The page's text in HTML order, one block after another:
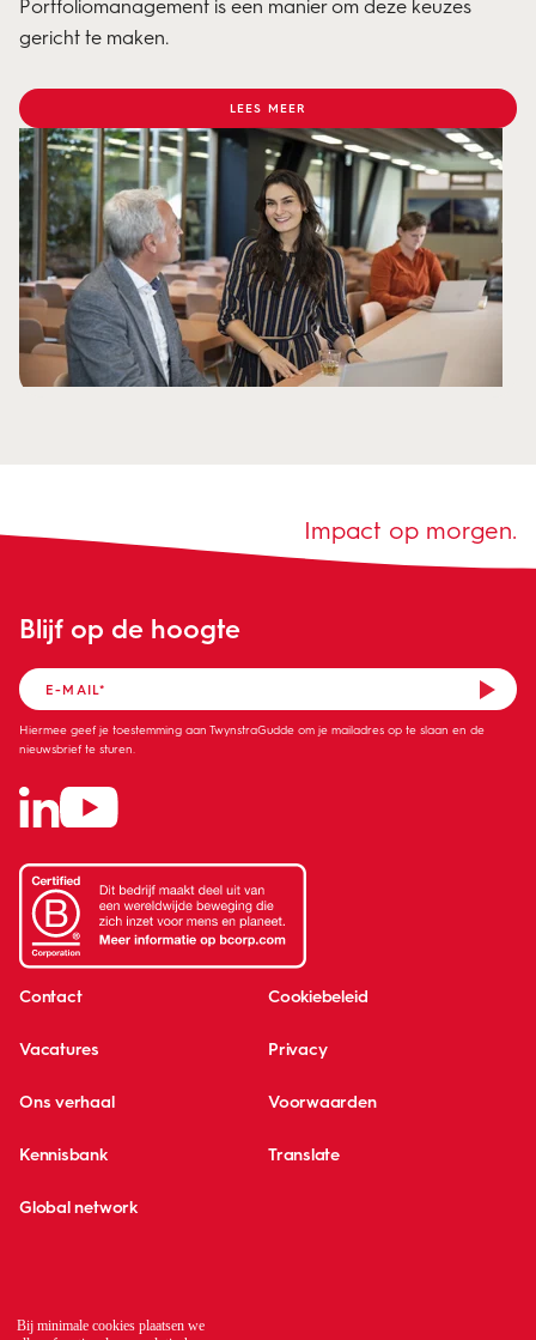
Bij minimale cookies plaatsen we
Portfoliomanagement is een manier om deze keuzes
gericht te maken.
LEES MEER
Contact Cookiebeleid
Vacatures Privacy
Ons verhaal Voorwaarden
Kennisbank Translate
Global network
Blijf op de hoogte
Hiermee geef je toestemming aan TwynstraGudde om je mailadres op te slaan en de
nieuwsbrief te sturen.
Impact op morgen.